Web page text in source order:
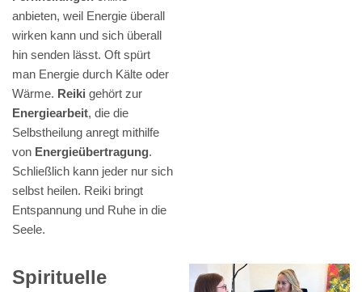
anbieten, weil Energie überall
wirken kann und sich überall
hin senden lässt. Oft spürt
man Energie durch Kälte oder
Wärme. Reiki gehört zur
Energiearbeit, die die
Selbstheilung anregt mithilfe
von Energieübertragung.
Schließlich kann jeder nur sich
selbst heilen. Reiki bringt
Entspannung und Ruhe in die
Seele.
Spirituelle